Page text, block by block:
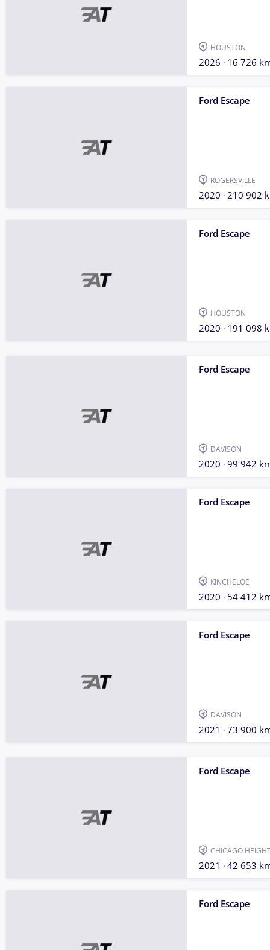
HOUSTON
2026 16 726
Ford Escape
ROGERSVILLE
2020 210 902
Ford Escape
HOUSTON
2020 191 098
Ford Escape
DAVISON
2020 99 942
Ford Escape
KINCHELOE
2020 54 412
Ford Escape
DAVISON
2021 73 900
Ford Escape
CHICAGO
2021 42 653
Ford Escape